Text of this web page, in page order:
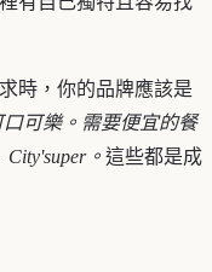
時，你的品牌應該是
可樂。需要便宜的餐
。 這些都是成